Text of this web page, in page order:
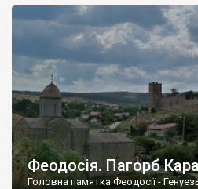
Феодосія. Пагорб
Головна памятка Феодосії -